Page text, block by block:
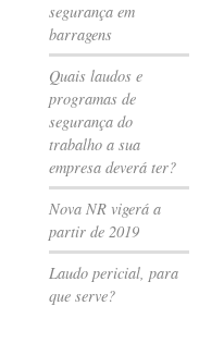
segurança em
barragens
Quais laudos e
programas de
segurança do
trabalho a sua
empresa deverá ter?
Nova NR vigerá a
partir de 2019
Laudo pericial, para
que serve?